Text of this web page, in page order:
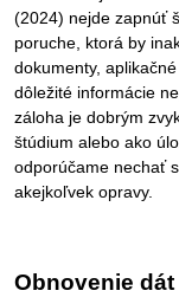
(2024) nejde zapnúť
poruche, ktorá by
dokumenty,
dôležité informácie
záloha je dobrým
štúdium alebo ako
odporúčame nechať
akejkoľvek opravy.
Obnovenie dát